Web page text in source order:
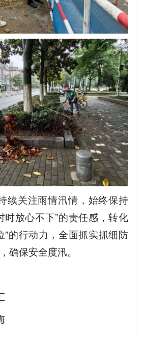
续关注雨情汛情，始终保持
时放心不下”的责任感，转化
”的行动力，全面抓实抓细防
确保安全度汛。